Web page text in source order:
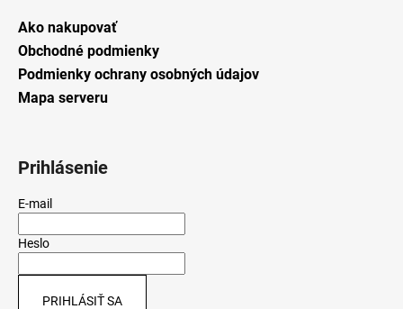
Ako nakupovať
Obchodné podmienky
Podmienky ochrany osobných údajov
Mapa serveru
Prihlásenie
E-mail
Heslo
PRIHLÁSIŤ SA